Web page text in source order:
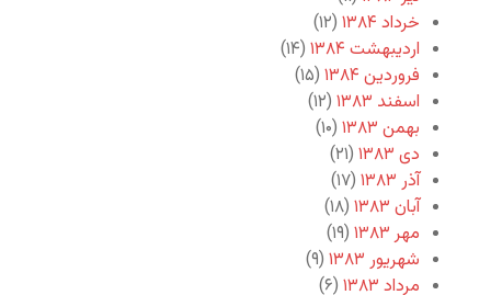
خرداد ۱۳۸۴
(۱۲)
اردیبهشت ۱۳۸۴
(۱۴)
فروردین ۱۳۸۴
(۱۵)
اسفند ۱۳۸۳
(۱۲)
بهمن ۱۳۸۳
(۱۰)
دی ۱۳۸۳
(۲۱)
آذر ۱۳۸۳
(۱۷)
آبان ۱۳۸۳
(۱۸)
مهر ۱۳۸۳
(۱۹)
شهریور ۱۳۸۳
(۹)
مرداد ۱۳۸۳
(۶)